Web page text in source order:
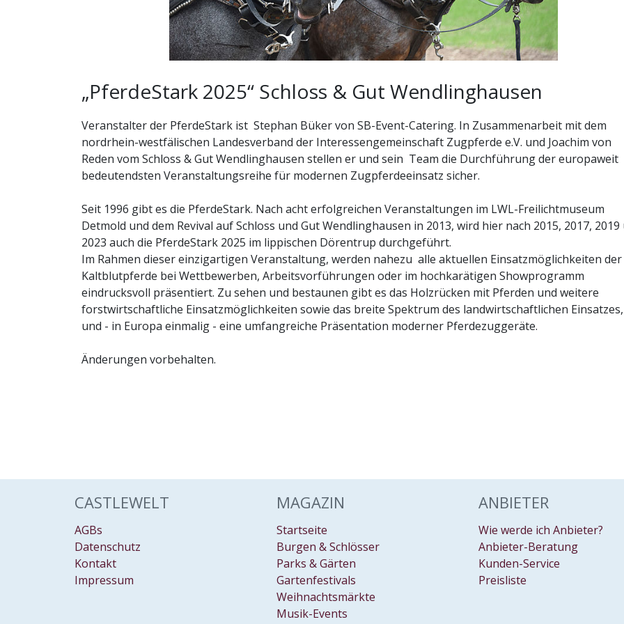
„PferdeStark 2025“ Schloss & Gut Wendlinghausen
Veranstalter der PferdeStark ist Stephan Büker von SB-Event-Catering. In Zusammenarbeit mit dem
nordrhein-westfälischen Landesverband der Interessengemeinschaft Zugpferde e.V. und Joachim von
Reden vom Schloss & Gut Wendlinghausen stellen er und sein Team die Durchführung der europaweit
bedeutendsten Veranstaltungsreihe für modernen Zugpferdeeinsatz sicher.
Seit 1996 gibt es die PferdeStark. Nach acht erfolgreichen Veranstaltungen im LWL-Freilichtmuseum
Detmold und dem Revival auf Schloss und Gut Wendlinghausen in 2013, wird hier nach 2015, 2017, 2019
2023 auch die PferdeStark 2025 im lippischen Dörentrup durchgeführt.
Im Rahmen dieser einzigartigen Veranstaltung, werden nahezu alle aktuellen Einsatzmöglichkeiten der
Kaltblutpferde bei Wettbewerben, Arbeitsvorführungen oder im hochkarätigen Showprogramm
eindrucksvoll präsentiert. Zu sehen und bestaunen gibt es das Holzrücken mit Pferden und weitere
forstwirtschaftliche Einsatzmöglichkeiten sowie das breite Spektrum des landwirtschaftlichen Einsatzes,
und - in Europa einmalig - eine umfangreiche Präsentation moderner Pferdezuggeräte.
Änderungen vorbehalten.
CASTLEWELT
AGBs
Datenschutz
Kontakt
Impressum
MAGAZIN
Startseite
Burgen & Schlösser
Parks & Gärten
Gartenfestivals
Weihnachtsmärkte
Musik-Events
ANBIETER
Wie werde ich Anbieter?
Anbieter-Beratung
Kunden-Service
Preisliste